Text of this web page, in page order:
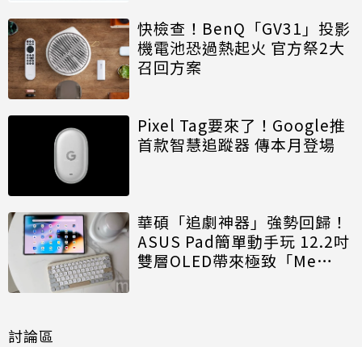
快檢查！BenQ「GV31」投影
機電池恐過熱起火 官方祭2大
召回方案
Pixel Tag要來了！Google推
首款智慧追蹤器 傳本月登場
華碩「追劇神器」強勢回歸！
ASUS Pad簡單動手玩 12.2吋
雙層OLED帶來極致「Me
討論區